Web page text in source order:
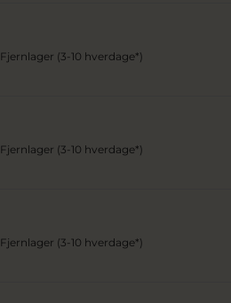
Fjernlager (3-10 hverdage*)
Fjernlager (3-10 hverdage*)
Fjernlager (3-10 hverdage*)